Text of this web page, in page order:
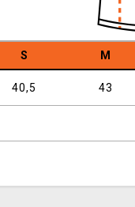
S M
40,5 43